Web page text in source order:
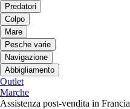
Predatori
Colpo
Mare
Pesche varie
Navigazione
Abbigliamento
Outlet
Marche
Assistenza post-vendita in Francia